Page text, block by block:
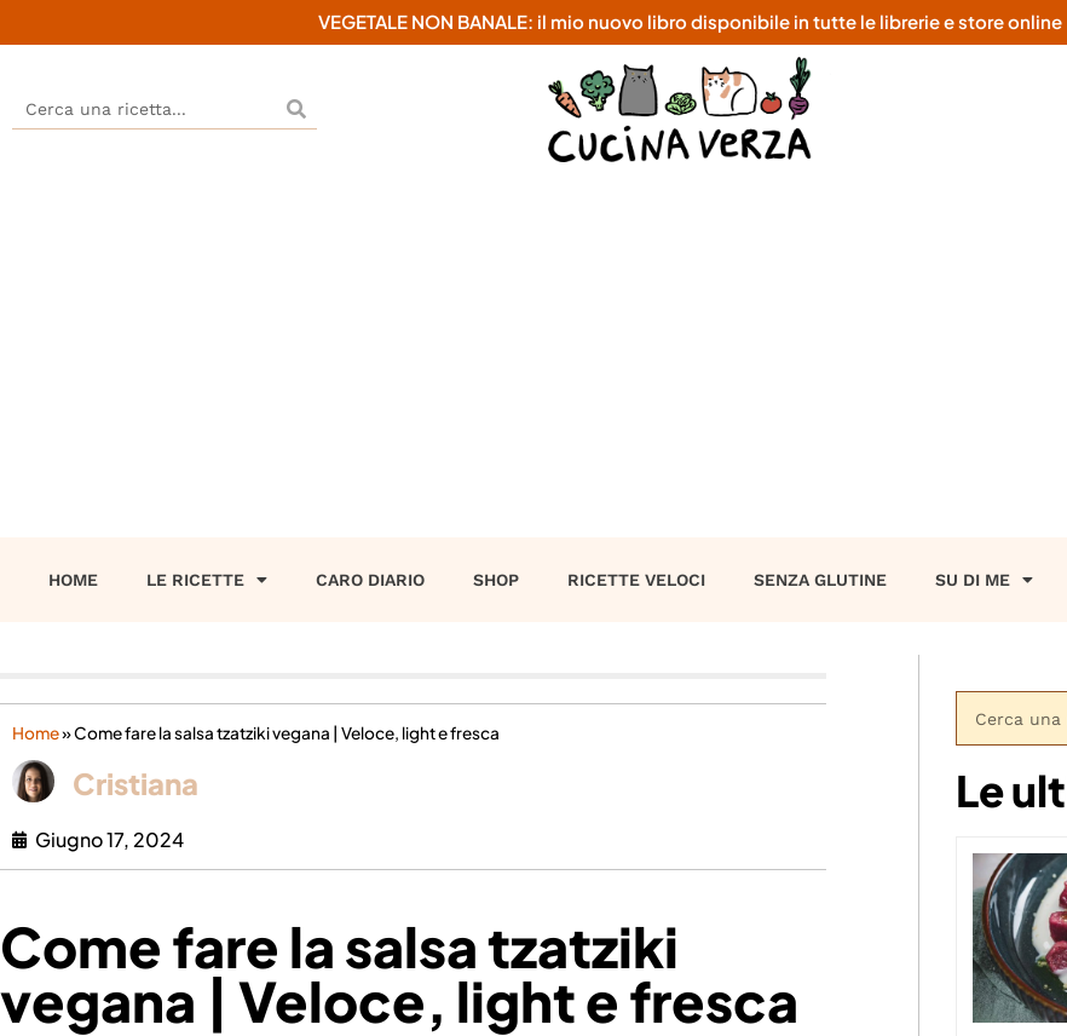
VEGETALE NON BANALE: il mio nuovo libro disponibile in tutte le librerie e store online
HOME LE RICETTE CARO DIARIO SHOP RICETTE VELOCI SENZA GLUTINE SU DI ME
Home»Come fare la salsa tzatziki vegana | Veloce, light e fresca
Cristiana
Giugno 17, 2024
Come fare la salsa tzatziki
vegana | Veloce, light e fresca
Le